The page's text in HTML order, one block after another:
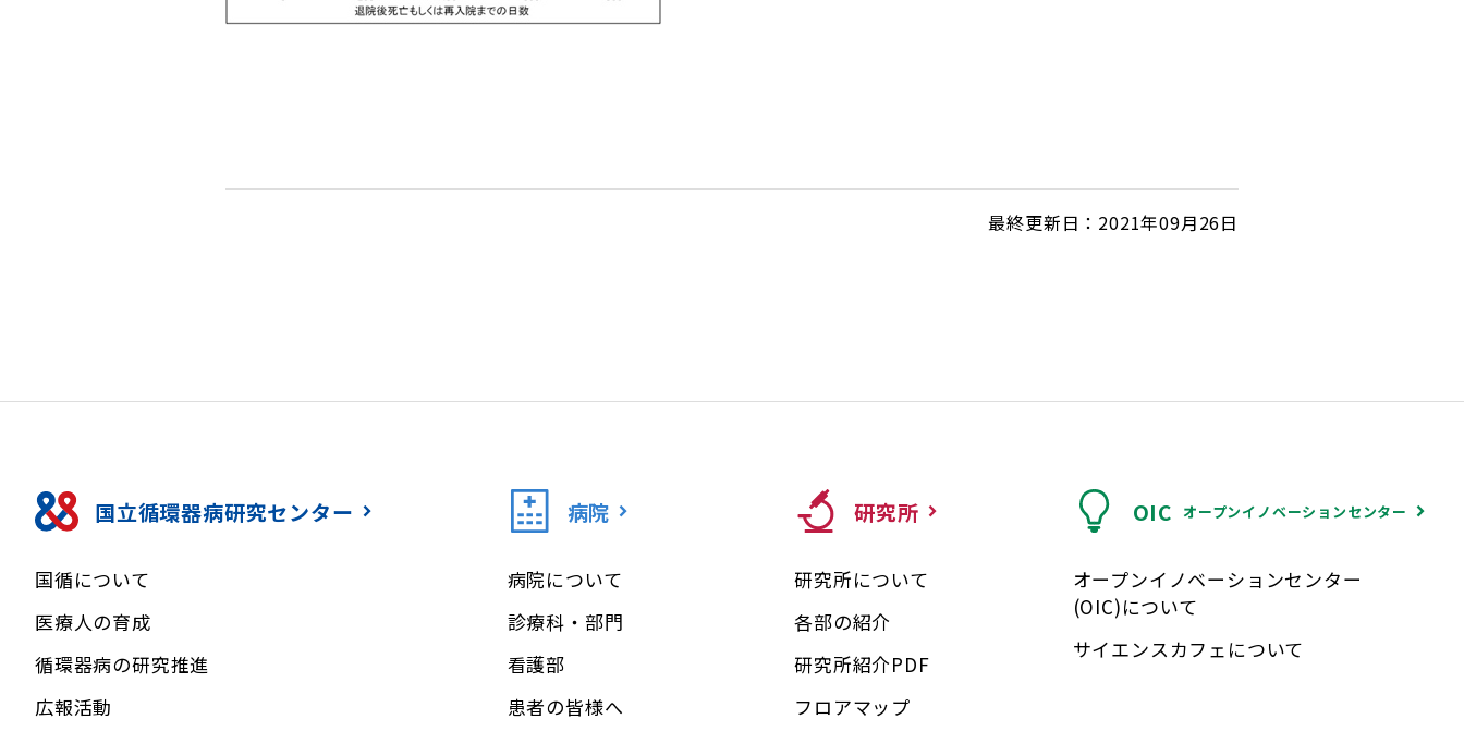
最終更新日：2021年09月26日
国立循環器病研究センター
国循について
医療人の育成
循環器病の研究推進
広報活動
病院
病院について
診療科・部門
看護部
患者の皆様へ
研究所
研究所について
各部の紹介
研究所紹介PDF
フロアマップ
OIC オープンイノベーションセンター
オープンイノベーションセンター
(OIC)について
サイエンスカフェについて